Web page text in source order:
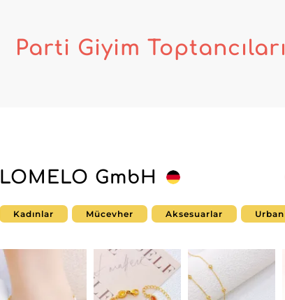
Parti Giyim Toptancıları
LOMELO GmbH
Kadınlar Mücevher Aksesuarlar Urban